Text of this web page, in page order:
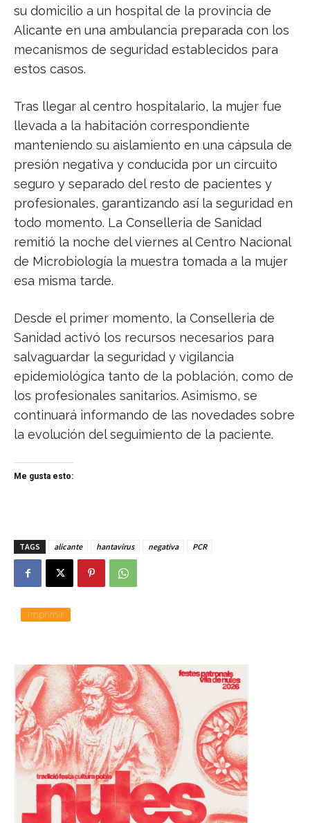
su domicilio a un hospital de la provincia de
Alicante en una ambulancia preparada con los
mecanismos de seguridad establecidos para
estos casos.
Tras llegar al centro hospitalario, la mujer fue
llevada a la habitación correspondiente
manteniendo su aislamiento en una cápsula de
presión negativa y conducida por un circuito
seguro y separado del resto de pacientes y
profesionales, garantizando así la seguridad en
todo momento. La Conselleria de Sanidad
remitió la noche del viernes al Centro Nacional
de Microbiología la muestra tomada a la mujer
esa misma tarde.
Desde el primer momento, la Conselleria de
Sanidad activó los recursos necesarios para
salvaguardar la seguridad y vigilancia
epidemiológica tanto de la población, como de
los profesionales sanitarios. Asimismo, se
continuará informando de las novedades sobre
la evolución del seguimiento de la paciente.
Me gusta esto:
TAGS alicante hantavirus negativa PCR
Imprimir